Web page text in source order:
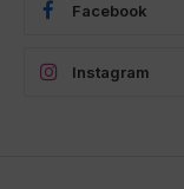
Facebook
Instagram